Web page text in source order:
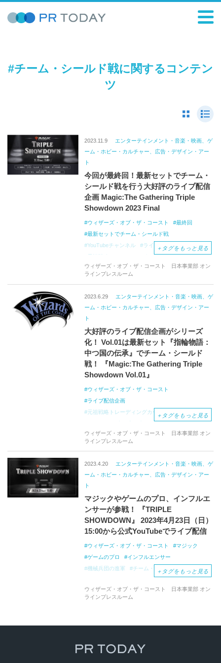
#チーム・シールド戦に関するコンテン
ツ
2023.11.9
エンターテインメント・音楽・映画、ゲ
ーム・ホビー・カルチャー、広告・デザイン・アー
ト
今回が最終回！最新セットでチーム・
シールド戦を行う大好評のライブ配信
企画 Magic:The Gathering Triple
Showdown 2023 Final
ウィザーズ・オブ・ザ・コースト
最終回
最新セットでチーム・シールド戦
YouTubeチャンネル
ライブ配信
元祖戦略トレーディングカードゲーム
マジック：ザ・ギャザリング
マジック
＋ タグをもっと見る
ウィザーズ・オブ・ザ・コースト 日本事業部 オン
ラインプレスルーム
2023.6.29
エンターテインメント・音楽・映画、ゲ
ーム・ホビー・カルチャー、広告・デザイン・アー
ト
大好評のライブ配信企画がシリーズ
化！ Vol.01は最新セット『指輪物語：
中つ国の伝承』でチーム・シールド
戦！ 『Magic:The Gathering Triple
Showdown Vol.01』
ウィザーズ・オブ・ザ・コースト
ライブ配信企画
元祖戦略トレーディングカードゲーム
YouTubeチャンネル
ゲームのプロ
＋ タグをもっと見る
ウィザーズ・オブ・ザ・コースト 日本事業部 オン
ラインプレスルーム
2023.4.20
エンターテインメント・音楽・映画、ゲ
ーム・ホビー・カルチャー、広告・デザイン・アー
ト
マジックやゲームのプロ、インフルエ
ンサーが参戦！ 『TRIPLE
SHOWDOWN』 2023年4月23日（日）
15:00から公式YouTubeでライブ配信
ウィザーズ・オブ・ザ・コースト
マジック
ゲームのプロ
インフルエンサー
機械兵団の進軍
チーム・シールド戦
元祖戦略トレーディングカードゲーム
YouTubeチャンネル
ライブ配信イベン
＋ タグをもっと見る
ウィザーズ・オブ・ザ・コースト 日本事業部 オン
ラインプレスルーム